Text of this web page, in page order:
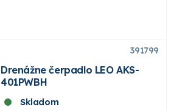
391799
Drenážne čerpadlo LEO AKS-
401PWBH
Skladom